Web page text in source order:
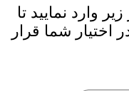
وارد نمایید تا
اختیار شما قرار